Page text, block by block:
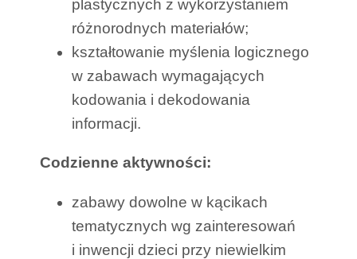
plastycznych z wykorzystaniem
różnorodnych materiałów;
kształtowanie myślenia logicznego
w zabawach wymagających
kodowania i dekodowania
informacji.
Codzienne aktywności:
zabawy dowolne w kącikach
tematycznych wg zainteresowań
i inwencji dzieci przy niewielkim